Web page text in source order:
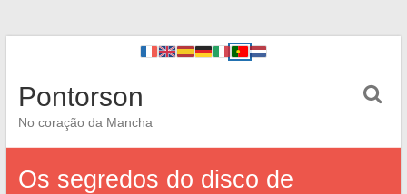
Pontorson
No coração da Mancha
Os segredos do disco de